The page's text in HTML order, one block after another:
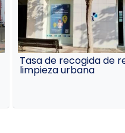
Tasa de recogida de
limpieza urbana